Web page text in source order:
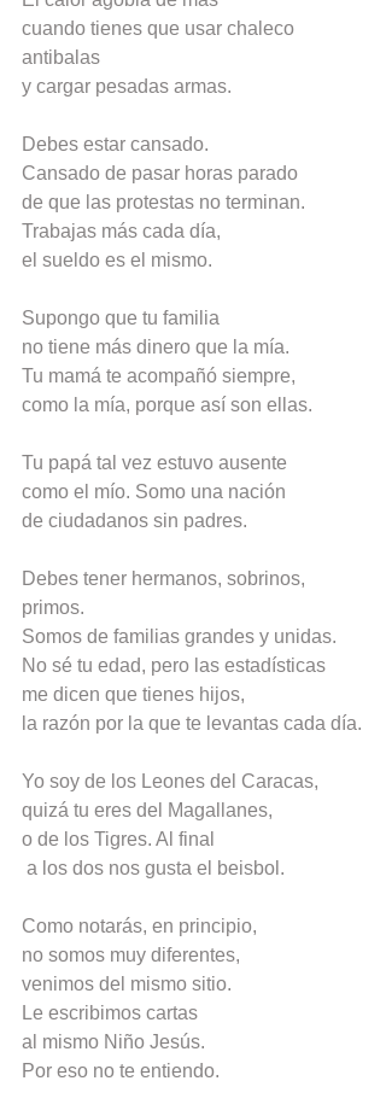
cuando tienes que usar chaleco
antibalas
y cargar pesadas armas.
Debes estar cansado.
Cansado de pasar horas parado
de que las protestas no terminan.
Trabajas más cada día,
el sueldo es el mismo.
Supongo que tu familia
no tiene más dinero que la mía.
Tu mamá te acompañó siempre,
como la mía, porque así son ellas.
Tu papá tal vez estuvo ausente
como el mío. Somo una nación
de ciudadanos sin padres.
Debes tener hermanos, sobrinos,
primos.
Somos de familias grandes y unidas.
No sé tu edad, pero las estadísticas
me dicen que tienes hijos,
la razón por la que te levantas cada día.
Yo soy de los Leones del Caracas,
quizá tu eres del Magallanes,
o de los Tigres. Al final
a los dos nos gusta el beisbol.
Como notarás, en principio,
no somos muy diferentes,
venimos del mismo sitio.
Le escribimos cartas
al mismo Niño Jesús.
Por eso no te entiendo.